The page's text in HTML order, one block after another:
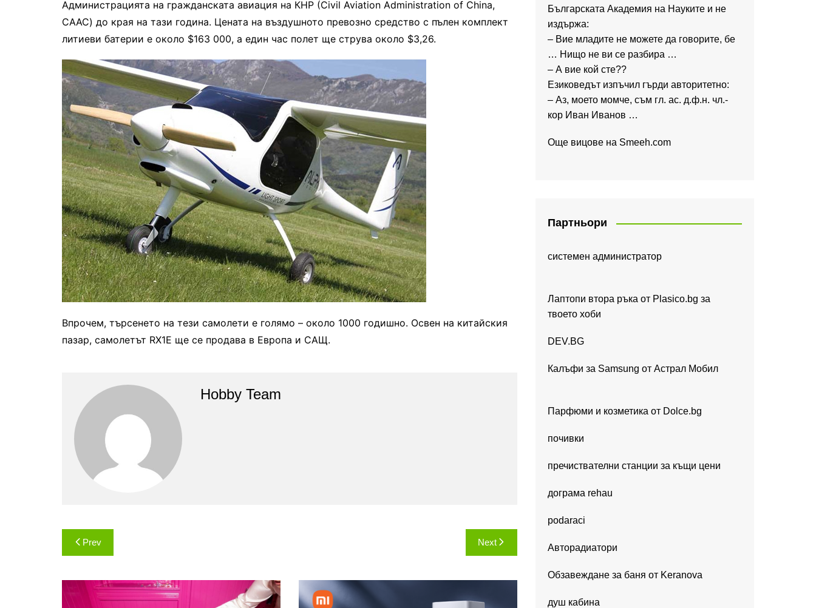
Администрацията на гражданската авиация на КНР (Civil Aviation Administration of China,
CAAC) до края на тази година. Цената на въздушното превозно средство с пълен комплект
литиеви батерии е около $163 000, а един час полет ще струва около $3,26.
Впрочем, търсенето на тези самолети е голямо – около 1000 годишно. Освен на китайския
пазар, самолетът RX1E ще се продава в Европа и САЩ.
Hobby Team
Навигация
Prev Next
Българската Академия на Науките и не
издържа:
– Вие младите не можете да говорите, бе
… Нищо не ви се разбира …
– А вие кой сте??
Езиковедът изпъчил гърди авторитетно:
– Аз, моето момче, съм гл. ас. д.ф.н. чл.-
кор Иван Иванов …
Още вицове на Smeeh.com
Партньори
системен администратор
Лаптопи втора ръка от Plasico.bg за
твоето хоби
DEV.BG
Калъфи за Samsung от Астрал Мобил
Парфюми и козметика от Dolce.bg
почивки
пречиствателни станции за къщи цени
дограма rehau
podaraci
Авторадиатори
Обзавеждане за баня от Keranova
душ кабина